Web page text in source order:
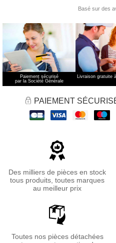
Paiement sécurisé
par la Société Générale
Livraison gratuite
PAIEMENT
Des milliers de pièces en stock
tous produits, toutes marques
au meilleur prix
Toutes nos pièces détachées